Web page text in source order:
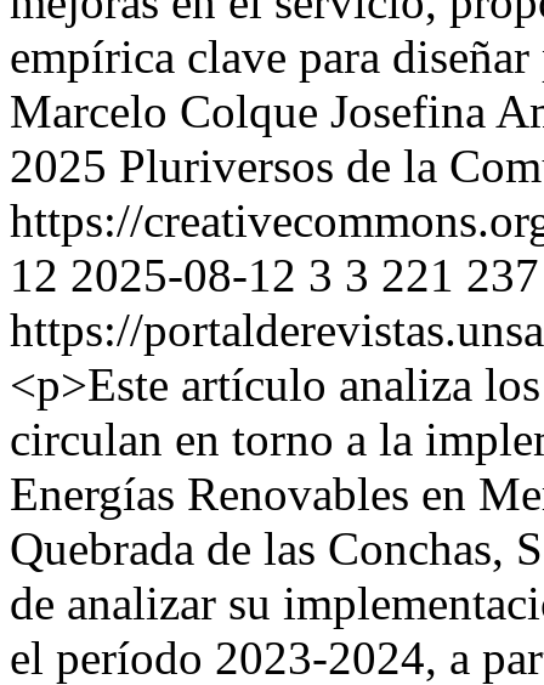
empírica clave para
Marcelo Colque Josefina
2025 Pluriversos de la
https://
12 2025-08-12 3 3 221 237
https://
<p>Este artículo analiza
circulan en torno a la
Energías Renovables en
Quebrada de las Conchas,
de analizar su
el período 2023-2024, a